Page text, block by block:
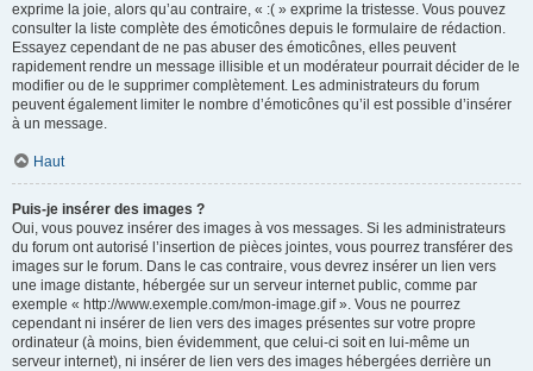
exprime la joie, alors qu’au contraire, « :( » exprime la tristesse. Vous pouvez
consulter la liste complète des émoticônes depuis le formulaire de rédaction.
Essayez cependant de ne pas abuser des émoticônes, elles peuvent
rapidement rendre un message illisible et un modérateur pourrait décider de le
modifier ou de le supprimer complètement. Les administrateurs du forum
peuvent également limiter le nombre d’émoticônes qu’il est possible d’insérer
à un message.
Haut
Puis-je insérer des images ?
Oui, vous pouvez insérer des images à vos messages. Si les administrateurs
du forum ont autorisé l’insertion de pièces jointes, vous pourrez transférer des
images sur le forum. Dans le cas contraire, vous devrez insérer un lien vers
une image distante, hébergée sur un serveur internet public, comme par
exemple « http://www.exemple.com/mon-image.gif ». Vous ne pourrez
cependant ni insérer de lien vers des images présentes sur votre propre
ordinateur (à moins, bien évidemment, que celui-ci soit en lui-même un
serveur internet), ni insérer de lien vers des images hébergées derrière un